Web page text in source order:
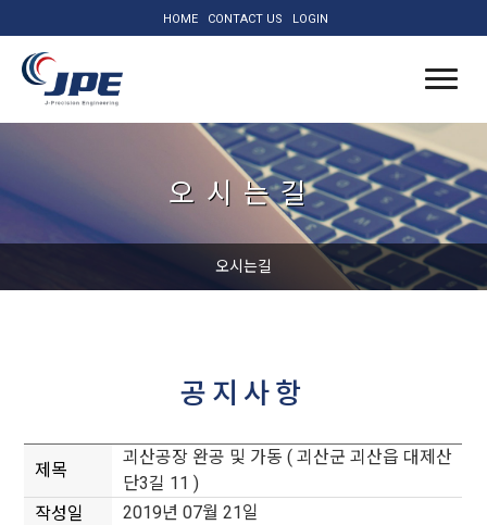
HOME CONTACT US LOGIN
오시는길
오시는길
공지사항
제목
괴산공장 완공 및 가동 ( 괴산군 괴산읍 대제산
단3길 11 )
작성일
2019년 07월 21일